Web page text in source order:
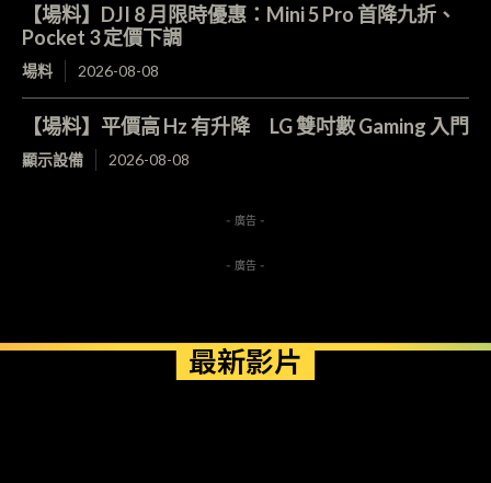
【場料】DJI 8 月限時優惠：Mini 5 Pro 首降九折、
Pocket 3 定價下調
場料 2026-08-08
【場料】平價高 Hz 有升降 LG 雙吋數 Gaming 入門
顯示設備 2026-08-08
- 廣告 -
- 廣告 -
最新影片